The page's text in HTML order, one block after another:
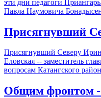
эти дни педагоги
Павла Наумовича
Присягнувший
Присягнувший Северу
Еловская -- заместитель
вопросам Катангского
Общим фронтом --